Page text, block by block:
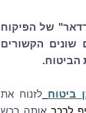
של הפיקוח
שונים הקשורים
הביטוח.
ביטוח לזנוח את